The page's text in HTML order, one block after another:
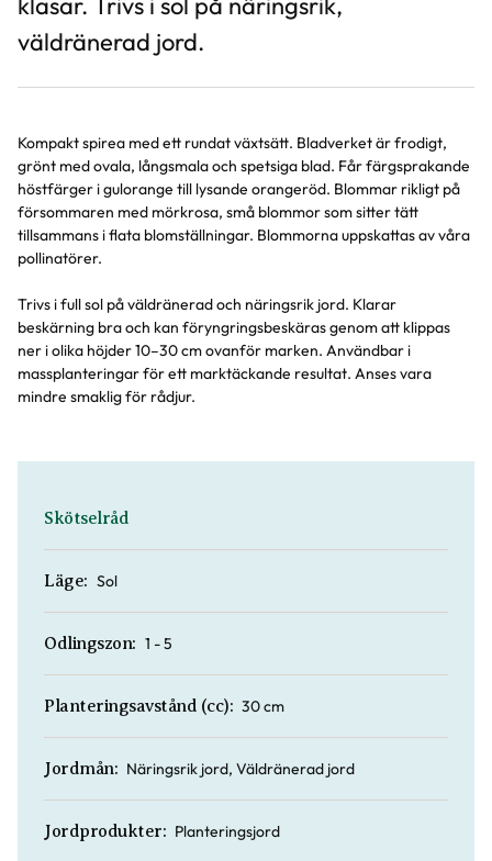
väldränerad jord.
Kompakt spirea med ett rundat växtsätt. Bladverket är frodigt,
grönt med ovala, långsmala och spetsiga blad. Får färgsprakande
höstfärger i gulorange till lysande orangeröd. Blommar rikligt på
försommaren med mörkrosa, små blommor som sitter tätt
tillsammans i flata blomställningar. Blommorna uppskattas av våra
pollinatörer.
Trivs i full sol på väldränerad och näringsrik jord. Klarar
beskärning bra och kan föryngringsbeskäras genom att klippas
ner i olika höjder 10–30 cm ovanför marken. Användbar i
massplanteringar för ett marktäckande resultat. Anses vara
mindre smaklig för rådjur.
Skötselråd
Läge: Sol
Odlingszon: 1 - 5
Planteringsavstånd (cc): 30 cm
Jordmån: Näringsrik jord, Väldränerad jord
Jordprodukter: Planteringsjord